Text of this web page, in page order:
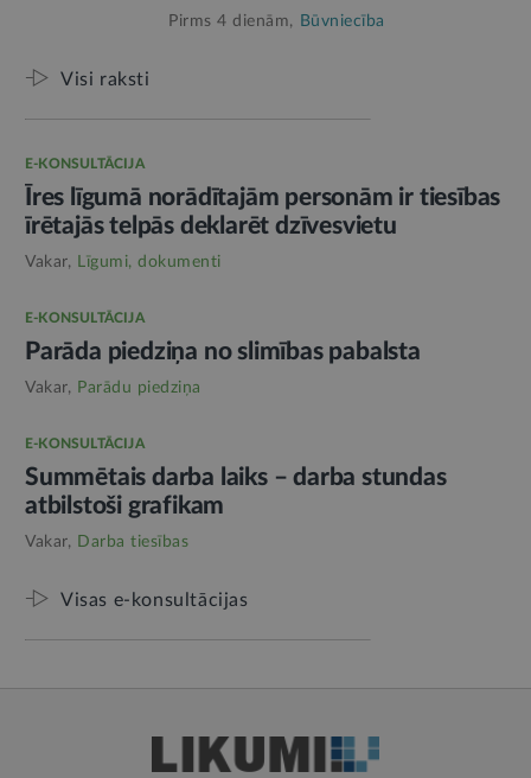
Pirms 4 dienām, Būvniecība
Visi raksti
E-KONSULTĀCIJA
Īres līgumā norādītajām personām ir tiesības
īrētajās telpās deklarēt dzīvesvietu
Vakar, Līgumi, dokumenti
E-KONSULTĀCIJA
Parāda piedziņa no slimības pabalsta
Vakar, Parādu piedziņa
E-KONSULTĀCIJA
Summētais darba laiks – darba stundas
atbilstoši grafikam
Vakar, Darba tiesības
Visas e-konsultācijas